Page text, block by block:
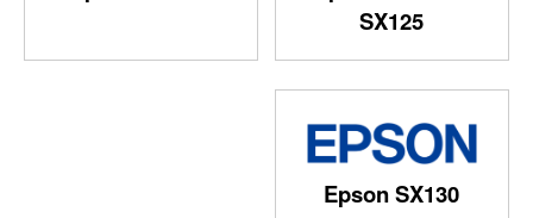
SX125
Epson SX130